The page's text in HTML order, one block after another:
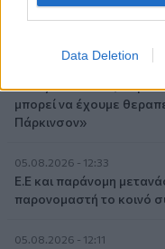
Data Deletion
Βαρδινογιάννη-
Randy Schekman,
μπορεί να έχουμε
Πάρκινσον»
05.08.2026 - 12:33
Ε.Ε και παράνομη
παρονομαστή το κοινό
05.08.2026 - 12:11